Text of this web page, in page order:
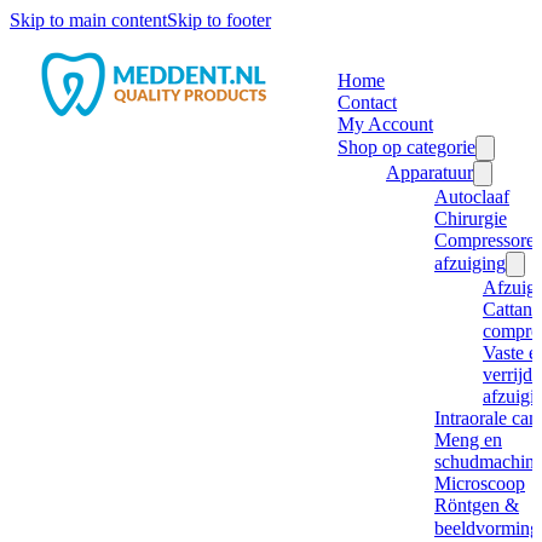
Skip to main contentSkip to footer
Home
Contact
My Account
Shop op categorie
Apparatuur
Autoclaaf
Chirurgie
afzuiging
Cattani
Vaste
Intraorale
Meng en
Microscoop
Röntgen &
beeldvorming